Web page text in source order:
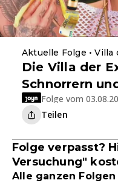
Aktuelle Folge • Villa
Die Villa der
Schnorrern
Folge vom
Teilen
Folge verpasst?
Versuchung"
Alle ganzen